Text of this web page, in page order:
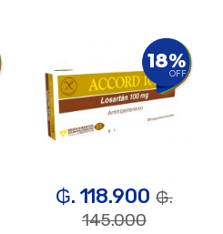
18%
OFF
₲. 118.900 ₲.
145.000